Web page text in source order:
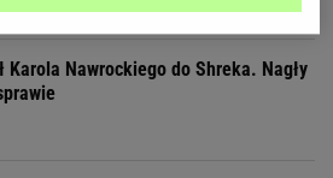
Karola Nawrockiego do Shreka. Nagły